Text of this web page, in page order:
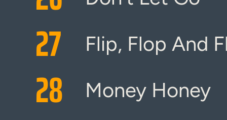
27 Flip, Flop And
28 Money Honey